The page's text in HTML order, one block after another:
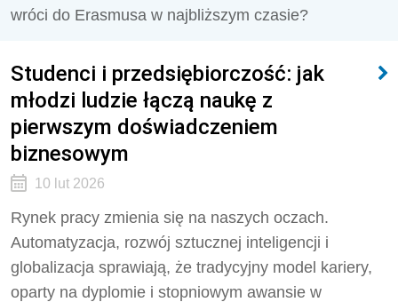
wróci do Erasmusa w najbliższym czasie?
Studenci i przedsiębiorczość: jak
młodzi ludzie łączą naukę z
pierwszym doświadczeniem
biznesowym
10 lut 2026
Rynek pracy zmienia się na naszych oczach.
Automatyzacja, rozwój sztucznej inteligencji i
globalizacja sprawiają, że tradycyjny model kariery,
oparty na dyplomie i stopniowym awansie w